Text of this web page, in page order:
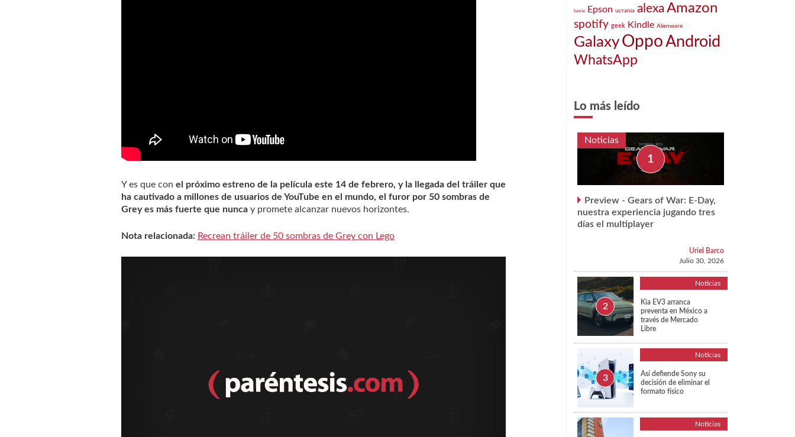
Y es que con el próximo estreno de la película este 14 de febrero, y la llegada del tráiler que
ha cautivado a millones de usuarios de YouTube en el mundo, el furor por 50 sombras de
Grey es más fuerte que nuncay promete alcanzar nuevos horizontes.
Nota relacionada: Recrean tráiler de 50 sombras de Grey con Lego
lumix Epson ucrania alexa Amazon
spotify geek Kindle Alienware
GalaxyOppoAndroid
WhatsApp
Lo más leído
Noticias
Preview - Gears of War: E-Day,
nuestra experiencia jugando tres
días el multiplayer
Uriel Barco
Julio 30, 2026
Noticias
Kia EV3 arranca
preventa en México a
través de Mercado
Libre
Noticias
Así defiende Sony su
decisión de eliminar el
formato físico
Noticias